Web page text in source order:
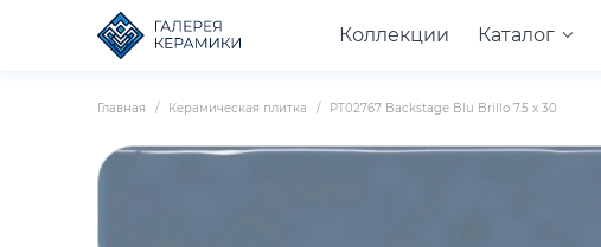
Коллекции Каталог
Главная Керамическая плитка PT02767 Backstage Blu Brillo 7.5 x 30